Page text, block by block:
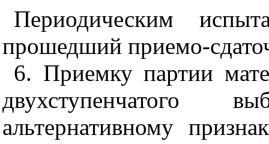
Периодическим
прошедший приемо-
6. Приемку партии
двухступенчатого
альтернативному